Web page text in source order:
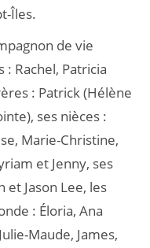
Îles.
de vie
Rachel, Patricia
: Patrick (Hélène
ses nièces :
Marie-Christine,
et Jenny, ses
et Jason Lee, les
: Éloria, Ana
Maude, James,